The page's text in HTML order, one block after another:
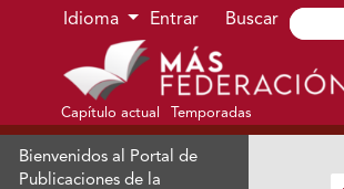
Ir al menú de navegación principal
Ir al contenido principal
Ir al pie de página del sitio
Idioma Entrar Buscar
Capítulo actual Temporadas
Bienvenidos al Portal de
Publicaciones de la